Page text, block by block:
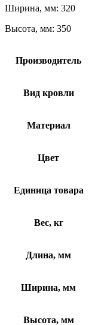
Ширина, мм: 320
Высота, мм: 350
Производитель
Вид кровли
Материал
Цвет
Единица товара
Вес, кг
Длина, мм
Ширина, мм
Высота, мм